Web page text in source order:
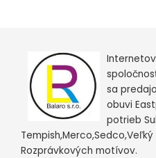
sa
obuvi
potrieb
Rozprávkových motívov.